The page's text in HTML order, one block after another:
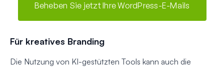
Beheben Sie jetzt Ihre WordPress-E-Mails
Für kreatives Branding
Die Nutzung von KI-gestützten Tools kann auch die